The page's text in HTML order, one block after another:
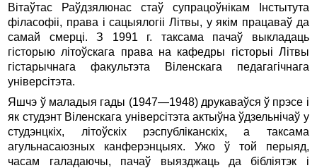
Вітаўтас Раўдзялюнас стаў супрацоўнікам Інстытута
філасофіі, права і сацыялогіі Літвы, у якім працаваў да
самай смерці. З 1991 г. таксама пачаў выкладаць
гісторыю літоўскага права на кафедры гісторыі Літвы
гістарычнага факультэта Віленскага педагагічнага
універсітэта.
Яшчэ ў маладыя гады (1947—1948) друкаваўся ў прэсе і
як студэнт Віленскага універсітэта актыўна ўдзельнічаў у
студэнцкіх, літоўскіх рэспубліканскіх, а таксама
агульнасаюзных канферэнцыях. Ужо ў той перыяд,
часам галадаючы, пачаў выязджаць да бібліятэк і